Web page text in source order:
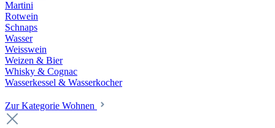
Martini
Rotwein
Schnaps
Wasser
Weisswein
Weizen & Bier
Whisky & Cognac
Wasserkessel & Wasserkocher
Zur Kategorie Wohnen